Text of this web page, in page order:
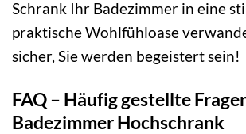
Schrank Ihr Badezimmer in eine
praktische Wohlfühloase
sicher, Sie werden begeistert sein!
FAQ – Häufig gestellte
Badezimmer Hochschrank